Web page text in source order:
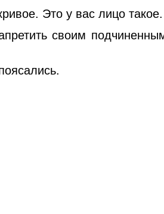
Это у вас лицо такое.
своим